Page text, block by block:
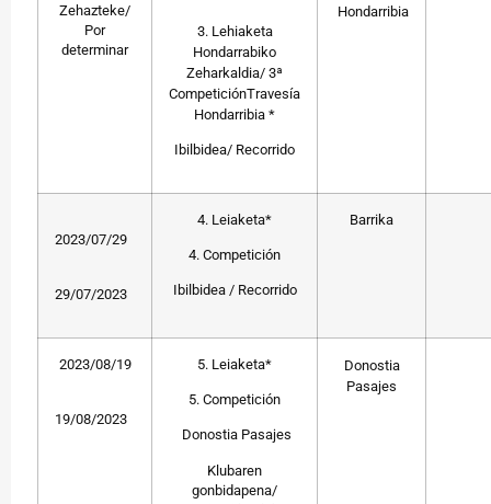
Zehazteke/
Por
determinar
3. Lehiaketa
Hondarrabiko
Zeharkaldia/ 3ª
CompeticiónTravesía
Hondarribia *
Ibilbidea/ Recorrido
Hondarribia
2023/07/29
29/07/2023
4. Leiaketa*
4. Competición
Ibilbidea / Recorrido
Barrika
2023/08/19
19/08/2023
5. Leiaketa*
5. Competición
Donostia Pasajes
Klubaren
gonbidapena/
Donostia
Pasajes